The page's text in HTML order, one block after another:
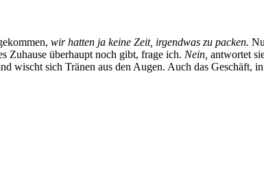
wir hatten ja keine Zeit, irgendwas zu packen.
Zuhause überhaupt noch gibt, frage ich. Nein, antwortet
wischt sich Tränen aus den Augen. Auch das Geschäft,